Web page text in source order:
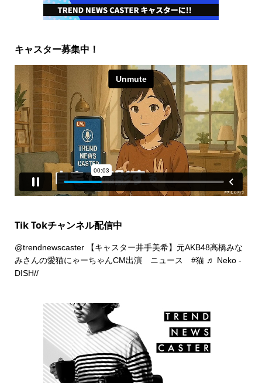
キャスター募集中！
Tik Tokチャンネル配信中
@trendnewscaster【キャスター井手美希】元AKB48高橋みな
みさんの愛猫にゃーちゃんCM出演 ニュース #猫 ♬ Neko -
DISH//